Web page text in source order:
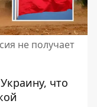
не получает
что